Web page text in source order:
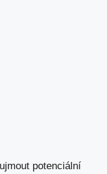
potenciální⁢